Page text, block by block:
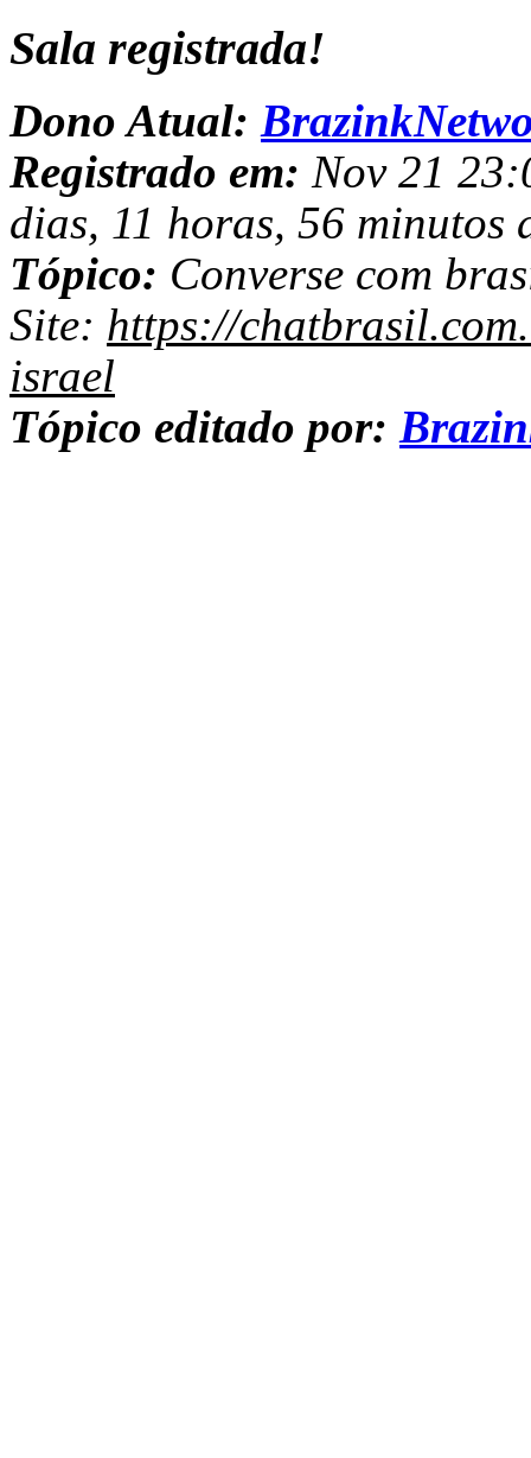
Sala registrada!
Dono Atual:
Registrado em: Nov 21
dias, 11 horas, 56 minutos
Tópico: Converse com
Site: https://
israel
Tópico editado por: